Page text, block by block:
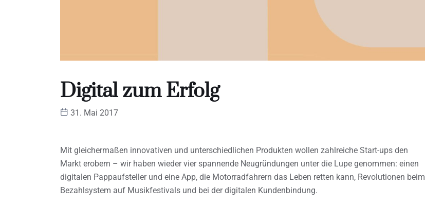
Digital zum Erfolg
31. Mai 2017
Mit gleichermaßen innovativen und unterschiedlichen Produkten wollen zahlreiche Start-ups den
Markt erobern – wir haben wieder vier spannende Neugründungen unter die Lupe genommen: einen
digitalen Pappaufsteller und eine App, die Motorradfahrern das Leben retten kann, Revolutionen beim
Bezahlsystem auf Musikfestivals und bei der digitalen Kundenbindung.